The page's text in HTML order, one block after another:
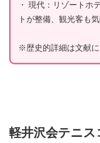
・ 現代：リゾートホ
トが整備、観光客も
※歴史的詳細は文献に
軽井沢会テニス